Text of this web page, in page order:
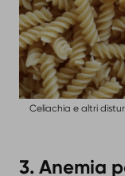
Celiachia e altri
3. Anemia